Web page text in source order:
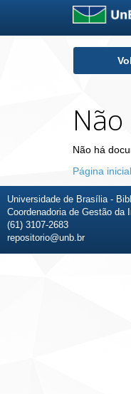
Não há
Página
Universidade de Brasília -
Coordenadoria de Gestão da
(61) 3107-2683
repositorio@unb.br